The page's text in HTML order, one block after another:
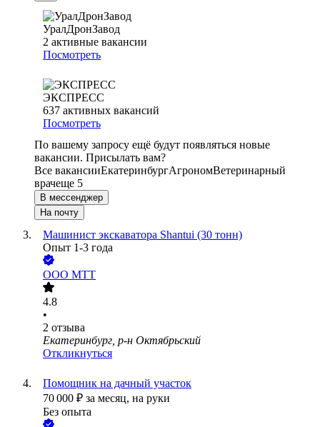
УралДронЗавод
2 активные вакансии
Посмотреть
ЭКСПРЕСС
637 активных вакансий
Посмотреть
По вашему запросу ещё будут появляться новые
вакансии. Присылать вам?
Все вакансииЕкатеринбургАгрономВетеринарный
врачеще 5
В мессенджер
На почту
Машинист экскаватора Shantui (30 тонн)
Опыт 1-3 года
ООО МТТ
4.8
•
2 отзыва
Екатеринбург, р-н Октябрьский
Откликнуться
Помощник на дачный участок
70 000 ₽ за месяц, на руки
Без опыта